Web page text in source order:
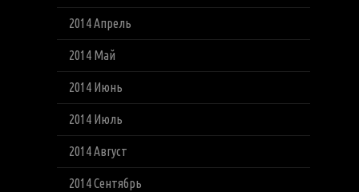
2014 Апрель
2014 Май
2014 Июнь
2014 Июль
2014 Август
2014 Сентябрь